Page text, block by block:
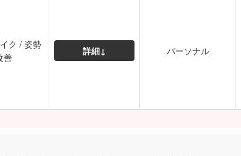
ク / 姿勢
善
詳細↓ パーソナル